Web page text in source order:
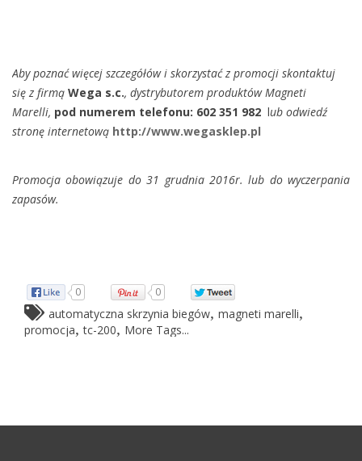
Aby poznać więcej szczegółów i skorzystać z promocji skontaktuj
się z firmą Wega s.c., dystrybutorem produktów Magneti
Marelli, pod numerem telefonu: 602 351 982 lub odwiedź
stronę internetową http://www.wegasklep.pl
Promocja obowiązuje do 31 grudnia 2016r. lub do wyczerpania
zapasów.
0 0
automatyczna skrzynia biegów, magneti marelli,
promocja,tc-200, More Tags...